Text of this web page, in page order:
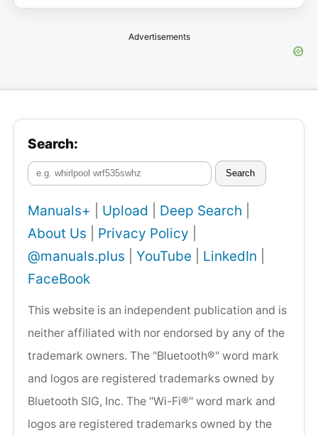
Advertisements
Search:
Search
Manuals+ Upload Deep Search
About Us
Privacy Policy
@manuals.plus
YouTube LinkedIn
FaceBook
This website is an independent publication and is
neither affiliated with nor endorsed by any of the
trademark owners. The "Bluetooth®" word mark
and logos are registered trademarks owned by
Bluetooth SIG, Inc. The "Wi-Fi®" word mark and
logos are registered trademarks owned by the